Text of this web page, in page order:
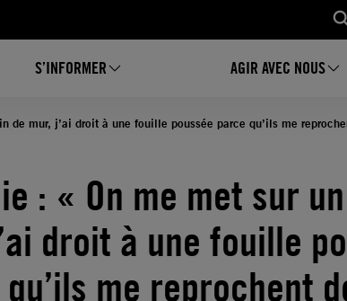
S’INFORMER AGIR AVEC NOUS
de mur, j’ai droit à une fouille poussée parce qu’ils me
: « On me met sur
droit à une fouille
me reprochent